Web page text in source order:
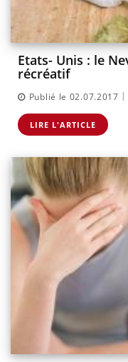
Etats- Unis : le
récréatif
Publié le 02.07.2017 |
LIRE L'ARTICLE